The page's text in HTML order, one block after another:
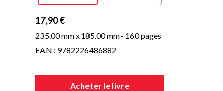
17,90 €
235.00 mm x185.00 mm- 160 pages
EAN : 9782226486882
Acheter le livre